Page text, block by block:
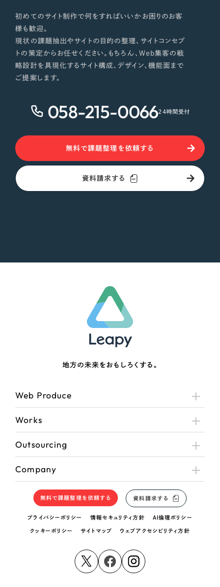
初めてのサイト制作で何をすればいいかお困りのお客
様も歓迎。
現状の課題抽出やサイトの目的の整理、サイトコンセプ
トの策定からお任せください。もちろん、Web集客の戦
略設計を具現化するサイト構成、デザイン、機能面まで
ご提案します。
058-215-006624時間受付
無料で課題整理を依頼する
資料請求する
地方の未来をおもしろくする。
Web Produce
Works
Outsourcing
Company
無料で課題整理を依頼する 資料請求する
プライバシーポリシー 情報セキュリティ方針 AI倫理ポリシー
クッキーポリシー サイトマップ ウェブアクセシビリティ方針